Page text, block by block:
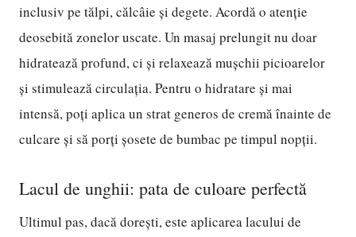
inclusiv pe tălpi, călcâie și degete. Acordă o atenție
deosebită zonelor uscate. Un masaj prelungit nu doar
hidratează profund, ci și relaxează mușchii picioarelor
și stimulează circulația. Pentru o hidratare și mai
intensă, poți aplica un strat generos de cremă înainte de
culcare și să porți șosete de bumbac pe timpul nopții.
Lacul de unghii: pata de culoare perfectă
Ultimul pas, dacă dorești, este aplicarea lacului de